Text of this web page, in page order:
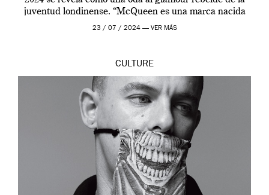
juventud londinense. “McQueen es una marca nacida
en Londres y siempre ha […]
23 / 07 / 2024 — VER MÁS
CULTURE